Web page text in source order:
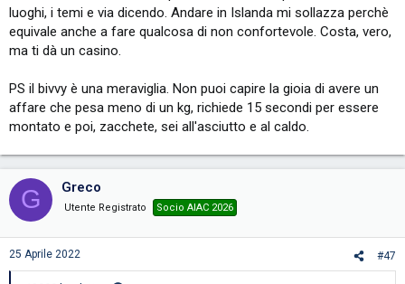
See you down the road! (Cit.)
luoghi, i temi e via dicendo. Andare in Islanda mi sollazza perchè
equivale anche a fare qualcosa di non confortevole. Costa, vero,
ma ti dà un casino.
PS il bivvy è una meraviglia. Non puoi capire la gioia di avere un
affare che pesa meno di un kg, richiede 15 secondi per essere
montato e poi, zacchete, sei all'asciutto e al caldo.
G Greco
Utente Registrato Socio AIAC 2026
25 Aprile 2022 #47